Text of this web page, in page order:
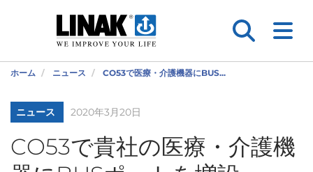
ホーム ニュース CO53で医療・介護機器にBUS...
ニュース 2020年3月20日
CO53で貴社の医療・介護機